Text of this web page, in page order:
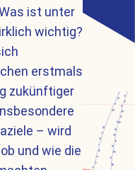
ist unter
wichtig?
erstmals
zukünftiger
– wird
und wie die